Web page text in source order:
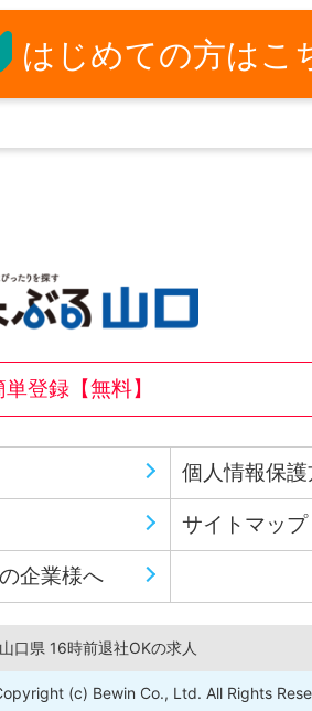
はじめての方はこ
登録【無料】
個人情報保
サイトマップ
企業様へ
山口県 16時前退社OKの求人
(c) Bewin Co., Ltd. All Rights